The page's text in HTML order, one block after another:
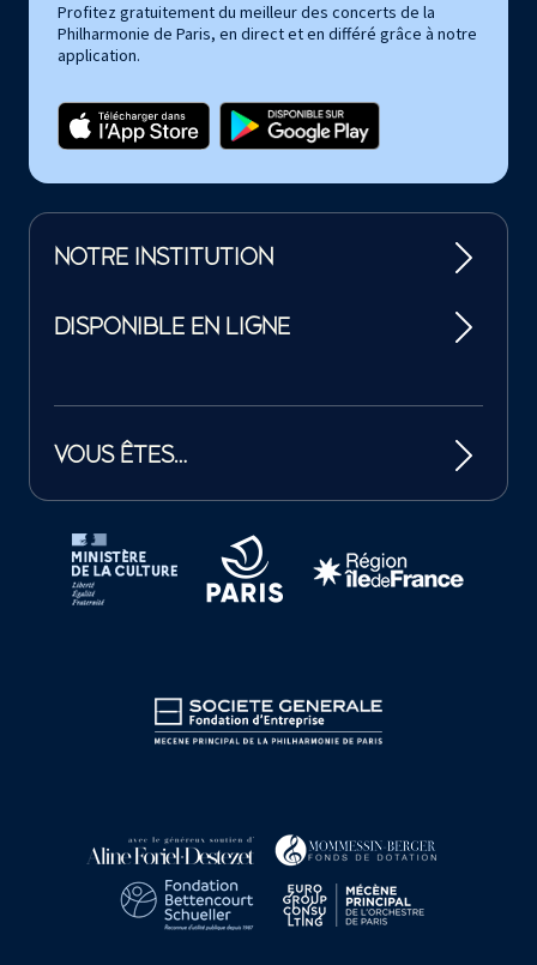
Profitez gratuitement du meilleur des concerts de la
Philharmonie de Paris, en direct et en différé grâce à notre
application.
NOTRE INSTITUTION
DISPONIBLE EN LIGNE
VOUS ÊTES…
Tutelles et mécènes de la Philharmonie de Paris